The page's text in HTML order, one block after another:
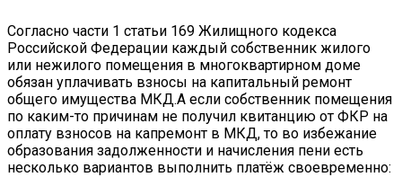
Согласно части 1 статьи 169 Жилищного кодекса
Российской Федерации каждый собственник жилого
или нежилого помещения в многоквартирном доме
обязан уплачивать взносы на капитальный ремонт
общего имущества МКД.А если собственник помещения
по каким-то причинам не получил квитанцию от ФКР на
оплату взносов на капремонт в МКД, то во избежание
образования задолженности и начисления пени есть
несколько вариантов выполнить платёж своевременно: